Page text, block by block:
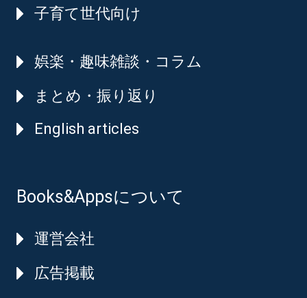
子育て世代向け
娯楽・趣味雑談・コラム
まとめ・振り返り
English articles
Books&Appsについて
運営会社
広告掲載